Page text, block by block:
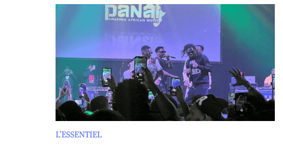
L’ESSENTIEL